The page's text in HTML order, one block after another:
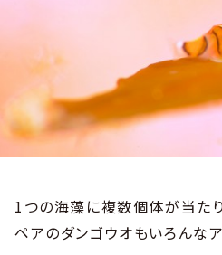
1つの海藻に複数個体が当たり
ペアのダンゴウオもいろんな